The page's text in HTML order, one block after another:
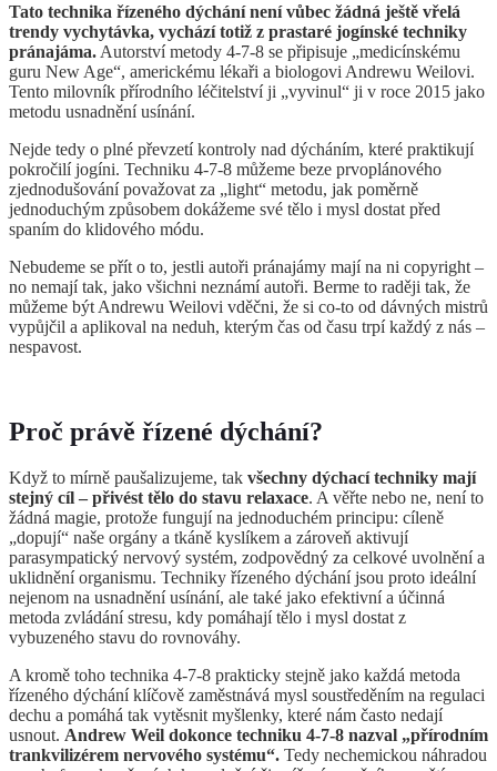
Tato technika řízeného dýchání není vůbec žádná ještě vřelá
trendy vychytávka, vychází totiž z prastaré jogínské techniky
pránajáma. Autorství metody 4-7-8 se připisuje „medicínskému
guru New Age“, americkému lékaři a biologovi Andrewu Weilovi.
Tento milovník přírodního léčitelství ji „vyvinul“ ji v roce 2015 jako
metodu usnadnění usínání.
Nejde tedy o plné převzetí kontroly nad dýcháním, které praktikují
pokročilí jogíni. Techniku ​​4-7-8 můžeme beze prvoplánového
zjednodušování považovat za „light“ metodu, jak poměrně
jednoduchým způsobem dokážeme své tělo i mysl dostat před
spaním do klidového módu.
Nebudeme se přít o to, jestli autoři pránajámy mají na ni copyright –
no nemají tak, jako všichni neznámí autoři. Berme to raději tak, že
můžeme být Andrewu Weilovi vděčni, že si co-to od dávných mistrů
vypůjčil a aplikoval na neduh, kterým čas od času trpí každý z nás –
nespavost.
Proč právě řízené dýchání?
Když to mírně paušalizujeme, tak všechny dýchací techniky mají
stejný cíl – přivést tělo do stavu relaxace. A věřte nebo ne, není to
žádná magie, protože fungují na jednoduchém principu: cíleně
„dopují“ naše orgány a tkáně kyslíkem a zároveň aktivují
parasympatický nervový systém, zodpovědný za celkové uvolnění a
uklidnění organismu. Techniky řízeného dýchání jsou proto ideální
nejenom na usnadnění usínání, ale také jako efektivní a účinná
metoda zvládání stresu, kdy pomáhají tělo i mysl dostat z
vybuzeného stavu do rovnováhy.
A kromě toho technika 4-7-8 prakticky stejně jako každá metoda
řízeného dýchání klíčově zaměstnává mysl soustředěním na regulaci
dechu a pomáhá tak vytěsnit myšlenky, které nám často nedají
usnout. Andrew Weil dokonce techniku 4-7-8 nazval „přírodním
trankvilizérem nervového systému“. Tedy nechemickou náhradou